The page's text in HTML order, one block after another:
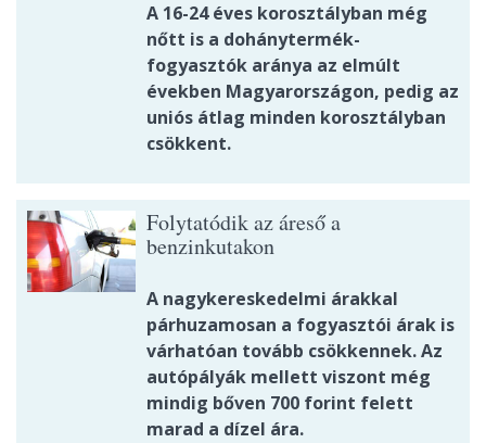
A 16-24 éves korosztályban még
nőtt is a dohánytermék-
fogyasztók aránya az elmúlt
években Magyarországon, pedig az
uniós átlag minden korosztályban
csökkent.
Folytatódik az áreső a
benzinkutakon
A nagykereskedelmi árakkal
párhuzamosan a fogyasztói árak is
várhatóan tovább csökkennek. Az
autópályák mellett viszont még
mindig bőven 700 forint felett
marad a dízel ára.